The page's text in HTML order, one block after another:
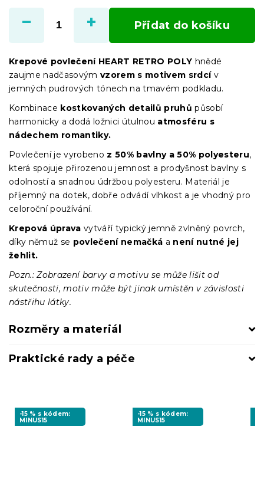
cena:
Přidat do košíku
Krepové povlečení HEART RETRO POLY hnědé
zaujme nadčasovým vzorem s motivem srdcív
jemných pudrových tónech na tmavém podkladu.
Kombinace kostkovaných detailů pruhů působí
harmonicky a dodá ložnici útulnou atmosféru s
nádechem romantiky.
Povlečení je vyrobeno z 50% bavlny a 50% polyesteru,
která spojuje přirozenou jemnost a prodyšnost bavlny s
odolností a snadnou údržbou polyesteru. Materiál je
příjemný na dotek, dobře odvádí vlhkost a je vhodný pro
celoroční používání.
Krepová úprava vytváří typický jemně zvlněný povrch,
díky němuž se povlečení nemačká a není nutné jej
žehlit.
Pozn.: Zobrazení barvy a motivu se může lišit od
skutečnosti, motiv může být jinak umístěn v závislosti
nástřihu látky.
Rozměry a materiál
Praktické rady a péče
-15 % s kódem:
MINUS15
-15 % s kódem:
MINUS15